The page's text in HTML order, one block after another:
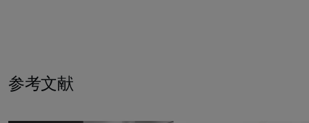
参考文献